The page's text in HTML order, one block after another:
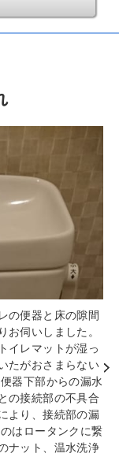
の便器と床の隙間
お伺いしました。
イレマットが湿っ
たがおさまらない
器下部からの漏水
の接続部の不具合
より、接続部の漏
はロータンクに繋
ナット、温水洗浄